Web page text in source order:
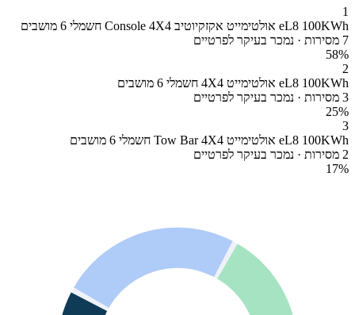
1
eL8 100KWh אולטימייט אקזקיוטיב Console 4X4 חשמלי 6 מושבים
7 מסירות · נמכר בעיקר לפרטיים
58%
2
eL8 100KWh אולטימייט 4X4 חשמלי 6 מושבים
3 מסירות · נמכר בעיקר לפרטיים
25%
3
eL8 100KWh אולטימייט Tow Bar 4X4 חשמלי 6 מושבים
2 מסירות · נמכר בעיקר לפרטיים
17%